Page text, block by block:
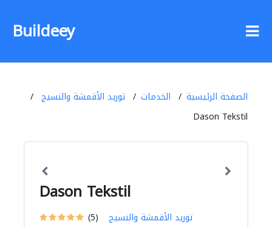
Buildeey
الصفحة الرئيسية الخدمات
توريد الأقمشة والنسيج
Dason Tekstil
Dason Tekstil
(5) توريد الأقمشة والنسيج